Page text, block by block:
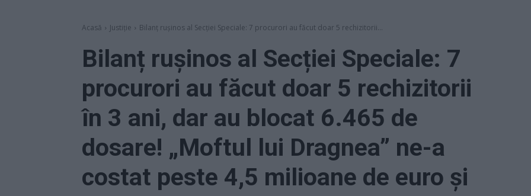
Acasă Justiție Bilanț rușinos al Secției Speciale: 7 procurori au făcut doar 5 rechizitorii...
Bilanț rușinos al Secției Speciale: 7
procurori au făcut doar 5 rechizitorii
în 3 ani, dar au blocat 6.465 de
dosare! „Moftul lui Dragnea” ne-a
costat peste 4,5 milioane de euro și